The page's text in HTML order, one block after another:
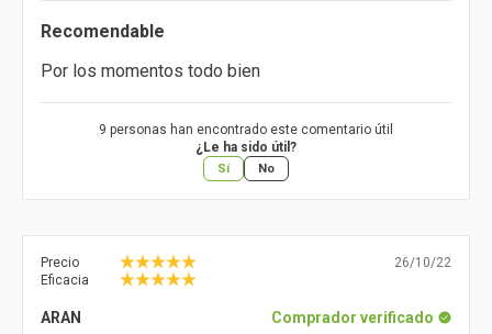
Recomendable
Por los momentos todo bien
9 personas han encontrado este comentario útil
¿Le ha sido útil?
Sí No
Precio
Eficacia
26/10/22
ARAN Comprador verificado